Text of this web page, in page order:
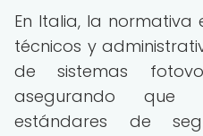
En Italia, la normativa
técnicos y
de sistemas
asegurando
estándares de